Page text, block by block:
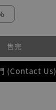
售完
(Contact Us)